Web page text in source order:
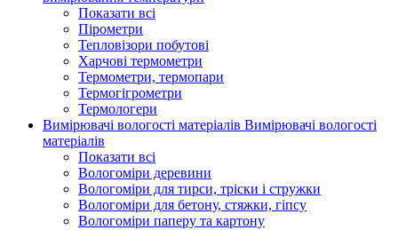
Показати всі
Пірометри
Тепловізори побутові
Харчові термометри
Термометри, термопари
Термогігрометри
Термологери
Вимірювачі вологості матеріалів Вимірювачі вологості
матеріалів
Показати всі
Вологоміри деревини
Вологоміри для тирси, тріски і стружки
Вологоміри для бетону, стяжки, гіпсу
Вологоміри паперу та картону